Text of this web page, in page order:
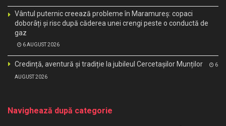
Vântul puternic creează probleme în Maramureș: copaci
doborâți și risc după căderea unei crengi peste o conductă de
gaz
6 AUGUST 2026
Credință, aventură și tradiție la jubileul Cercetașilor Munților 6
AUGUST 2026
Navighează după categorie